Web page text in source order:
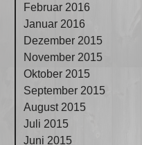
Februar 2016
Januar 2016
Dezember 2015
November 2015
Oktober 2015
September 2015
August 2015
Juli 2015
Juni 2015